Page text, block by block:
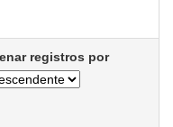
registros por